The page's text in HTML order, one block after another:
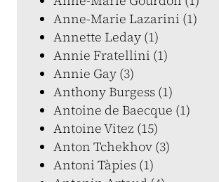
Anne-Marie Lazarini (1)
Annette Leday (1)
Annie Fratellini (1)
Annie Gay (3)
Anthony Burgess (1)
Antoine de Baecque (1)
Antoine Vitez (15)
Anton Tchekhov (3)
Antoni Tàpies (1)